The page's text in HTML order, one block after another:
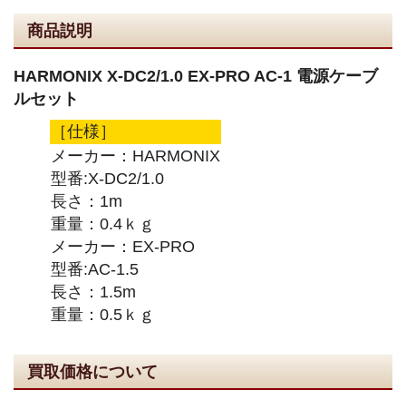
商品説明
HARMONIX X-DC2/1.0 EX-PRO AC-1 電源ケーブ
ルセット
［仕様］
メーカー：HARMONIX
型番:X-DC2/1.0
長さ：1m
重量：0.4ｋｇ
メーカー：EX-PRO
型番:AC-1.5
長さ：1.5m
重量：0.5ｋｇ
買取価格について